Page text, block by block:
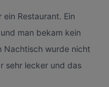
Restaurant. Ein
man bekam kein
Nachtisch wurde nicht
sehr lecker und das